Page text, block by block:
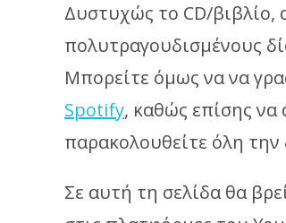
Δυστυχώς το CD/βιβλίο,
πολυτραγουδισμένους
Μπορείτε όμως να να
Spotify, καθώς επίσης να
παρακολουθείτε όλη την
Σε αυτή τη σελίδα θα